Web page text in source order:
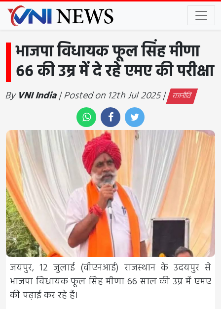
भाजपा विधायक फूल सिंह मीणा
66 की उम्र में दे रहे एमए की परीक्षा
ByVNI India| Posted on 12th Jul 2025 | राजनीति
जयपुर, 12 जुलाई (वीएनआई) राजस्थान के उदयपुर से
भाजपा विधायक फूल सिंह मीणा 66 साल की उम्र में एमए
की पढ़ाई कर रहे हैं।